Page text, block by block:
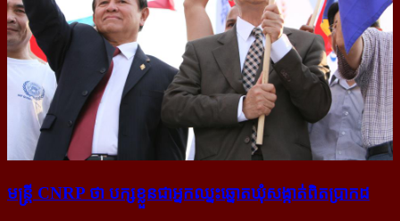
មន្ត្រី CNRP ថា បក្ស​ខ្លួន​ជាអ្នកឈ្នះឆ្នោតឃុំសង្កាត់ពិតប្រាកដ